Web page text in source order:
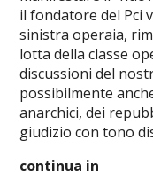
il fondatore del Pci
sinistra operaia,
lotta della classe
discussioni del
possibilmente
anarchici, dei
giudizio con tono
continua in